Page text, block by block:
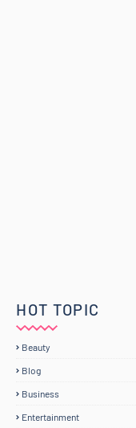
HOT TOPIC
Beauty
Blog
Business
Entertainment